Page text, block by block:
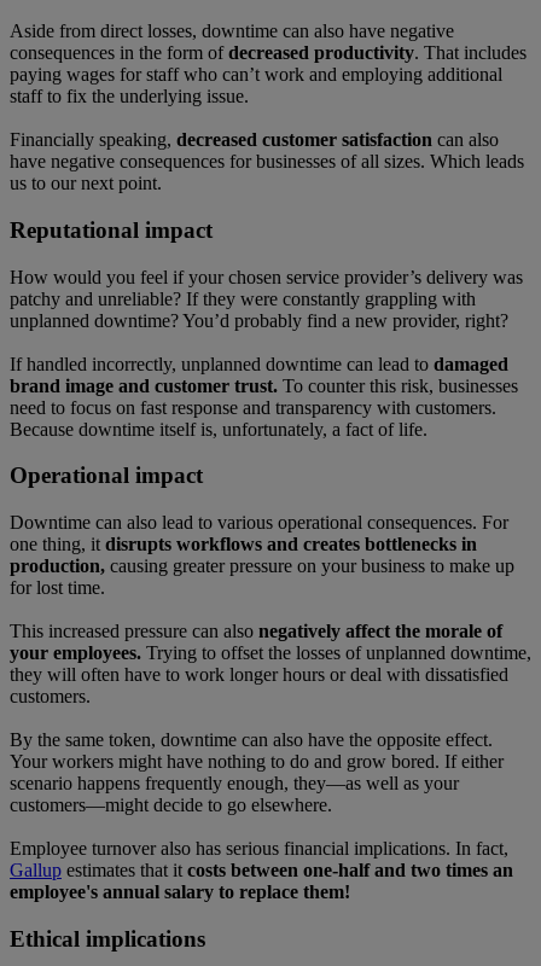
Aside from direct losses, downtime can also have negative
consequences in the form ofdecreased productivity. That includes
paying wages for staff who can’t work and employing additional
staff to fix the underlying issue.
Financially speaking, decreased customer satisfaction can also
have negative consequences for businesses of all sizes. Which leads
us to our next point.
Reputational impact
How would you feel if your chosen service provider’s delivery was
patchy and unreliable? If they were constantly grappling with
unplanned downtime? You’d probably find a new provider, right?
If handled incorrectly, unplanned downtime can lead to damaged
brand image and customer trust. To counter this risk, businesses
need to focus on fast response and transparency with customers.
Because downtime itself is, unfortunately, a fact of life.
Operational impact
Downtime can also lead to various operational consequences. For
one thing, it disrupts workflows and creates bottlenecks in
production, causing greater pressure on your business to make up
for lost time.
This increased pressure can also negatively affect the morale of
your employees. Trying to offset the losses of unplanned downtime,
they will often have to work longer hours or deal with dissatisfied
customers.
By the same token, downtime can also have the opposite effect.
Your workers might have nothing to do and grow bored. If either
scenario happens frequently enough, they—as well as your
customers—might decide to go elsewhere.
Employee turnover also has serious financial implications. In fact,
Gallup estimates that it costs between one-half and two times an
employee's annual salary to replace them!
Ethical implications